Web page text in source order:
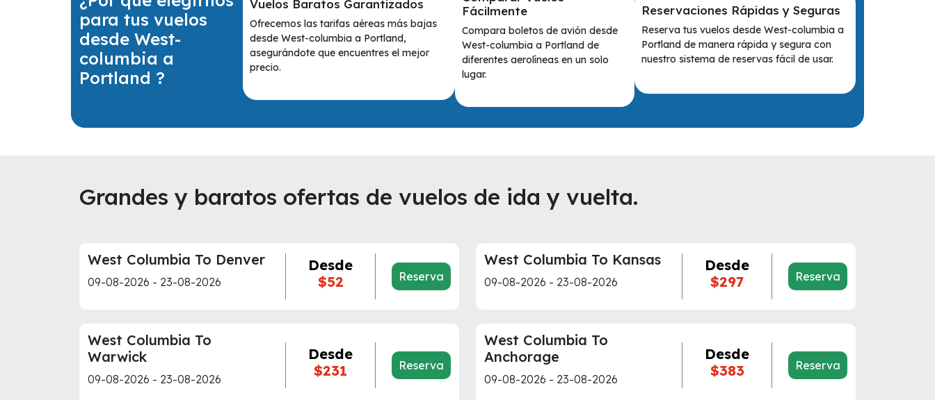
para tus vuelos
desde West-
columbia a
Portland ?
Vuelos Baratos Garantizados
Ofrecemos las tarifas aéreas más bajas
desde West-columbia a Portland,
asegurándote que encuentres el mejor
precio.
Fácilmente
Compara boletos de avión desde
West-columbia a Portland de
diferentes aerolíneas en un solo
lugar.
Reservaciones Rápidas y Seguras
Reserva tus vuelos desde West-columbia a
Portland de manera rápida y segura con
nuestro sistema de reservas fácil de usar.
Grandes y baratos ofertas de vuelos de ida y vuelta.
West Columbia To Denver
09-08-2026 - 23-08-2026
Desde
$52
Reserva
West Columbia To Kansas
09-08-2026 - 23-08-2026
Desde
$297
Reserva
West Columbia To
Warwick
09-08-2026 - 23-08-2026
Desde
$231
Reserva
West Columbia To
Anchorage
09-08-2026 - 23-08-2026
Desde
$383
Reserva